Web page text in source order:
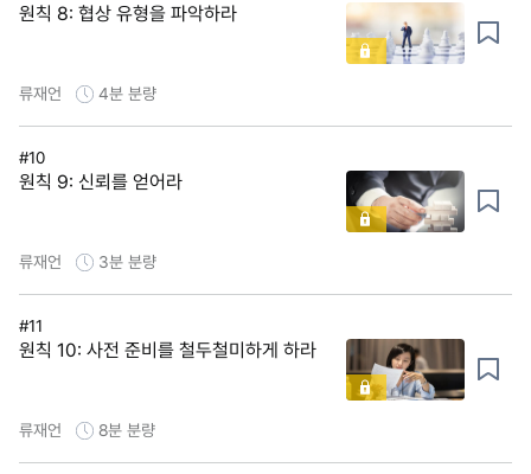
원칙 8: 협상 유형을 파악하라
류재언 4분 분량
#10
원칙 9: 신뢰를 얻어라
류재언 3분 분량
#11
원칙 10: 사전 준비를 철두철미하게 하라
류재언 8분 분량